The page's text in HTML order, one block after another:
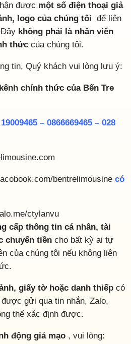
được một số điện thoại giả
logo của chúng tôi để liên
không phải là nhân viên
thức của chúng tôi.
tin, Quý khách vui lòng lưu ý:
chính thức của Bến Tre
19009465 – 0866669465 – 028
bentrelimousine có
ctylanvu
cấp thông tin cá nhân, tài
chuyển tiền cho bất kỳ ai tự
của chúng tôi nếu không liên
giấy tờ hoặc danh thiếp có
gửi qua tin nhắn, Zalo,
thể xác định được.
động giả mạo , vui lòng: